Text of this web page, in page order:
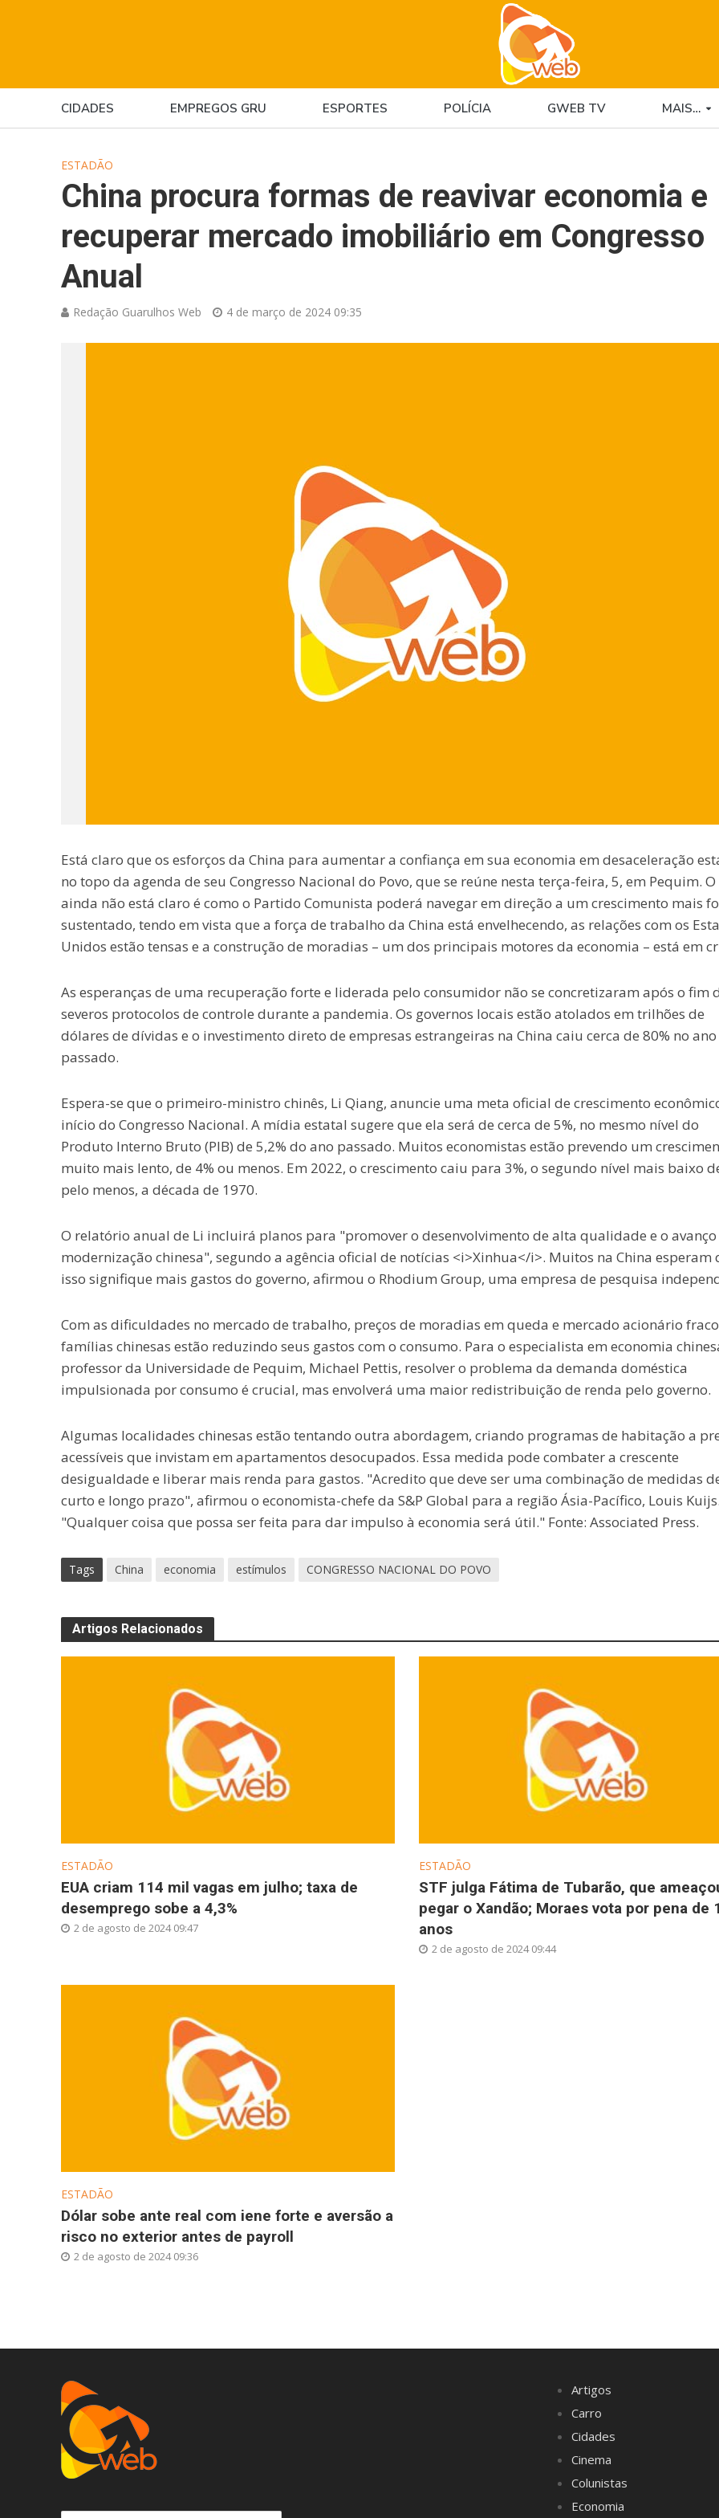
CIDADES EMPREGOS GRU ESPORTES POLÍCIA GWEB TV MAIS…
ESTADÃO
China procura formas de reavivar economia e
recuperar mercado imobiliário em Congresso
Anual
Redação Guarulhos Web 4 de março de 2024 09:35
Está claro que os esforços da China para aumentar a confiança em sua economia em desaceleração
no topo da agenda de seu Congresso Nacional do Povo, que se reúne nesta terça-feira, 5, em Pequim.
ainda não está claro é como o Partido Comunista poderá navegar em direção a um crescimento mais
sustentado, tendo em vista que a força de trabalho da China está envelhecendo, as relações com os
Unidos estão tensas e a construção de moradias – um dos principais motores da economia – está em
As esperanças de uma recuperação forte e liderada pelo consumidor não se concretizaram após o fim
severos protocolos de controle durante a pandemia. Os governos locais estão atolados em trilhões de
dólares de dívidas e o investimento direto de empresas estrangeiras na China caiu cerca de 80% no ano
passado.
Espera-se que o primeiro-ministro chinês, Li Qiang, anuncie uma meta oficial de crescimento
início do Congresso Nacional. A mídia estatal sugere que ela será de cerca de 5%, no mesmo nível do
Produto Interno Bruto (PIB) de 5,2% do ano passado. Muitos economistas estão prevendo um
muito mais lento, de 4% ou menos. Em 2022, o crescimento caiu para 3%, o segundo nível mais baixo
pelo menos, a década de 1970.
O relatório anual de Li incluirá planos para "promover o desenvolvimento de alta qualidade e o
modernização chinesa", segundo a agência oficial de notícias <i>Xinhua</i>. Muitos na China esperam
isso signifique mais gastos do governo, afirmou o Rhodium Group, uma empresa de pesquisa
Com as dificuldades no mercado de trabalho, preços de moradias em queda e mercado acionário
famílias chinesas estão reduzindo seus gastos com o consumo. Para o especialista em economia
professor da Universidade de Pequim, Michael Pettis, resolver o problema da demanda doméstica
impulsionada por consumo é crucial, mas envolverá uma maior redistribuição de renda pelo governo.
Algumas localidades chinesas estão tentando outra abordagem, criando programas de habitação a
acessíveis que invistam em apartamentos desocupados. Essa medida pode combater a crescente
desigualdade e liberar mais renda para gastos. "Acredito que deve ser uma combinação de medidas
curto e longo prazo", afirmou o economista-chefe da S&P Global para a região Ásia-Pacífico, Louis
"Qualquer coisa que possa ser feita para dar impulso à economia será útil." Fonte: Associated Press.
Tags China economia estímulos CONGRESSO NACIONAL DO POVO
Artigos Relacionados
ESTADÃO
EUA criam 114 mil vagas em julho; taxa de
desemprego sobe a 4,3%
2 de agosto de 2024 09:47
ESTADÃO
STF julga Fátima de Tubarão, que
pegar o Xandão; Moraes vota por pena de
anos
2 de agosto de 2024 09:44
ESTADÃO
Dólar sobe ante real com iene forte e aversão a
risco no exterior antes de payroll
2 de agosto de 2024 09:36
Artigos
Carro
Cidades
Cinema
Colunistas
Economia